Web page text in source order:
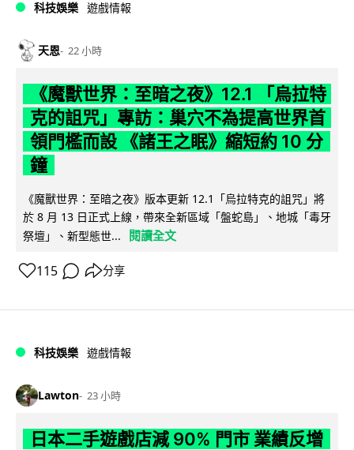
科技娛樂 遊戲情報
天恩 22 小時
《魔獸世界：至暗之夜》12.1 「烏拉特
克的詛咒」專訪：巢穴不為提高世界首
領門檻而設 《諸王之眠》縮短約 10 分
鐘
《魔獸世界：至暗之夜》版本更新 12.1「烏拉特克的詛咒」將
於 8 月 13 日正式上線，帶來全新區域「盤蛇島」、地城「毒牙
祭壇」、新型態世...
閱讀全文
115 分享
科技娛樂 遊戲情報
Lawton 23 小時
日本二手遊戲店減 90% 門市 業績反增